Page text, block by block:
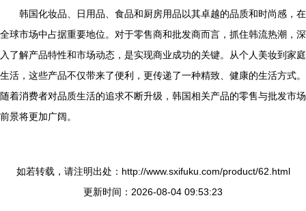
韩国化妆品、日用品、食品和厨房用品以其卓越的品质和时尚感，在
全球市场中占据重要地位。对于零售商和批发商而言，抓住韩流热潮，深
入了解产品特性和市场动态，是实现商业成功的关键。从个人美妆到家庭
生活，这些产品不仅带来了便利，更传递了一种精致、健康的生活方式。
随着消费者对品质生活的追求不断升级，韩国相关产品的零售与批发市场
前景将更加广阔。
如若转载，请注明出处：http://www.sxifuku.com/product/62.html
更新时间：2026-08-04 09:53:23